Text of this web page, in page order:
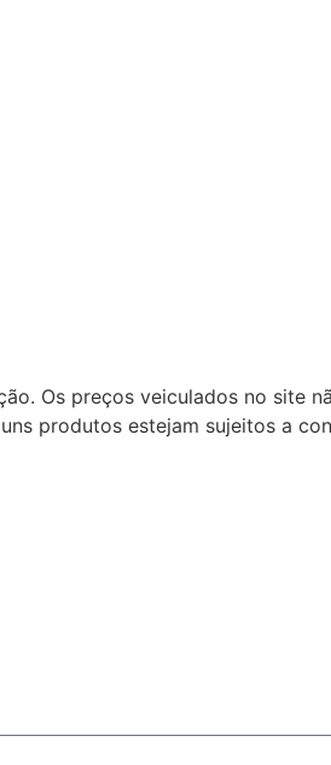
Os preços veiculados no site
produtos estejam sujeitos a